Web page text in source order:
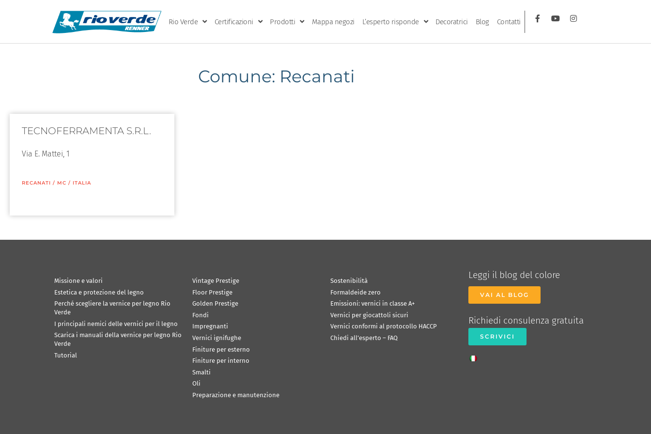
Rio Verde Certificazioni Prodotti Mappa negozi L’esperto risponde Decoratrici Blog Contatti
Comune: Recanati
TECNOFERRAMENTA S.R.L.
Via E. Mattei, 1
RECANATI / MC / ITALIA
Missione e valori
Estetica e protezione del legno
Perché scegliere la vernice per legno Rio
Verde
I principali nemici delle vernici per il legno
Scarica i manuali della vernice per legno Rio
Verde
Tutorial
Vintage Prestige
Floor Prestige
Golden Prestige
Fondi
Impregnanti
Vernici ignifughe
Finiture per esterno
Finiture per interno
Smalti
Oli
Preparazione e manutenzione
Sostenibilità
Formaldeide zero
Emissioni: vernici in classe A+
Vernici per giocattoli sicuri
Vernici conformi al protocollo HACCP
Chiedi all’esperto – FAQ
Leggi il blog del colore
VAI AL BLOG
Richiedi consulenza gratuita
SCRIVICI